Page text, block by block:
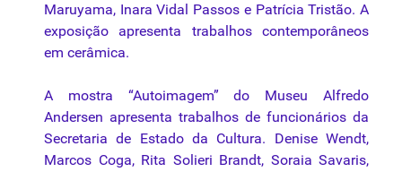
Maruyama, Inara Vidal Passos e Patrícia Tristão. A
exposição apresenta trabalhos contemporâneos
em cerâmica.
A mostra “Autoimagem” do Museu Alfredo
Andersen apresenta trabalhos de funcionários da
Secretaria de Estado da Cultura. Denise Wendt,
Marcos Coga, Rita Solieri Brandt, Soraia Savaris,